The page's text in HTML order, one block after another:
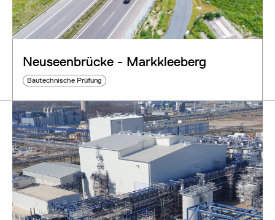
Neuseenbrücke - Markkleeberg
Bautechnische Prüfung